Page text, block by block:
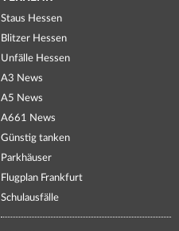
Staus Hessen
Blitzer Hessen
Unfälle Hessen
A3 News
A5 News
A661 News
Günstig tanken
Parkhäuser
Flugplan Frankfurt
Schulausfälle